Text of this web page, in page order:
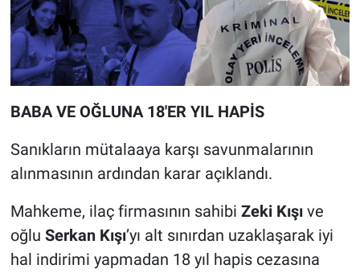
BABA VE OĞLUNA 18'ER YIL HAPİS
Sanıkların mütalaaya karşı savunmalarının
alınmasının ardından karar açıklandı.
Mahkeme, ilaç firmasının sahibi Zeki Kışıve
oğlu Serkan Kışı’yı alt sınırdan uzaklaşarak iyi
hal indirimi yapmadan 18 yıl hapis cezasına